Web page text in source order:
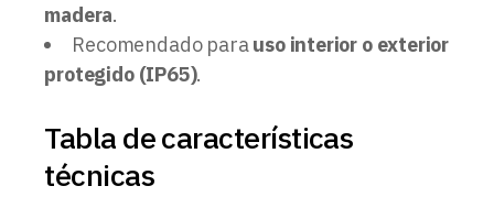
madera.
Recomendado parauso interior o exterior
protegido (IP65).
Tabla de características
técnicas